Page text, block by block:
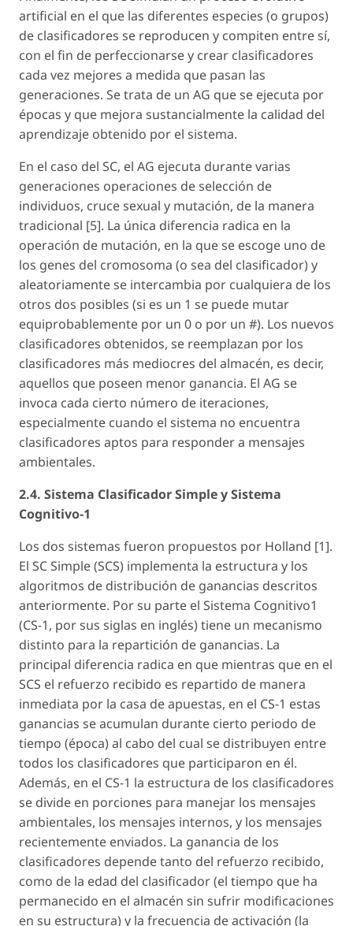
artificial en el que las diferentes especies (o grupos)
de clasificadores se reproducen y compiten entre sí,
con el fin de perfeccionarse y crear clasificadores
cada vez mejores a medida que pasan las
generaciones. Se trata de un AG que se ejecuta por
épocas y que mejora sustancialmente la calidad del
aprendizaje obtenido por el sistema.
En el caso del SC, el AG ejecuta durante varias
generaciones operaciones de selección de
individuos, cruce sexual y mutación, de la manera
tradicional [5]. La única diferencia radica en la
operación de mutación, en la que se escoge uno de
los genes del cromosoma (o sea del clasificador) y
aleatoriamente se intercambia por cualquiera de los
otros dos posibles (si es un 1 se puede mutar
equiprobablemente por un 0 o por un #). Los nuevos
clasificadores obtenidos, se reemplazan por los
clasificadores más mediocres del almacén, es decir,
aquellos que poseen menor ganancia. El AG se
invoca cada cierto número de iteraciones,
especialmente cuando el sistema no encuentra
clasificadores aptos para responder a mensajes
ambientales.
2.4. Sistema Clasificador Simple y Sistema
Cognitivo-1
Los dos sistemas fueron propuestos por Holland [1].
El SC Simple (SCS) implementa la estructura y los
algoritmos de distribución de ganancias descritos
anteriormente. Por su parte el Sistema Cognitivo1
(CS-1, por sus siglas en inglés) tiene un mecanismo
distinto para la repartición de ganancias. La
principal diferencia radica en que mientras que en el
SCS el refuerzo recibido es repartido de manera
inmediata por la casa de apuestas, en el CS-1 estas
ganancias se acumulan durante cierto periodo de
tiempo (época) al cabo del cual se distribuyen entre
todos los clasificadores que participaron en él.
Además, en el CS-1 la estructura de los clasificadores
se divide en porciones para manejar los mensajes
ambientales, los mensajes internos, y los mensajes
recientemente enviados. La ganancia de los
clasificadores depende tanto del refuerzo recibido,
como de la edad del clasificador (el tiempo que ha
permanecido en el almacén sin sufrir modificaciones
en su estructura) y la frecuencia de activación (la